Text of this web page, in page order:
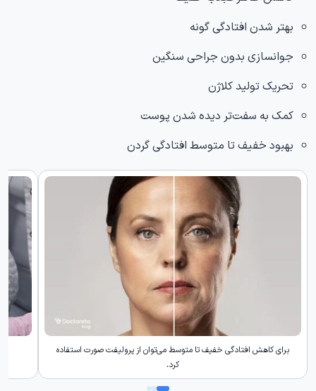
بهتر شدن افتادگی گونه
جوانسازی بدون جراحی سنگین
تحریک تولید کلاژن
کمک به سفت‌تر دیده شدن پوست
بهبود خفیف تا متوسط افتادگی گردن
برای کاهش افتادگی خفیف تا متوسط می‌توان از پرولیفت صورت استفاده
کرد.